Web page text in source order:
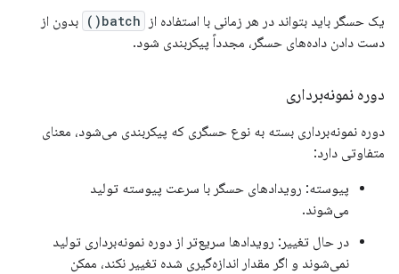
یک حسگر باید بتواند در هر زمانی با استفاده از
batch()
بدون از
دست دادن داده‌های حسگر، مجدداً پیکربندی شود.
دوره نمونه‌برداری
دوره نمونه‌برداری بسته به نوع حسگری که پیکربندی می‌شود، معنای
متفاوتی دارد:
پیوسته: رویدادهای حسگر با سرعت پیوسته تولید
می‌شوند.
در حال تغییر: رویدادها سریع‌تر از دوره نمونه‌برداری تولید
نمی‌شوند و اگر مقدار اندازه‌گیری شده تغییر نکند، ممکن